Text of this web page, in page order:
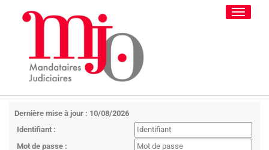
Toggle
Dernière mise à jour : 10/08/2026
Identifiant :
Mot de passe :